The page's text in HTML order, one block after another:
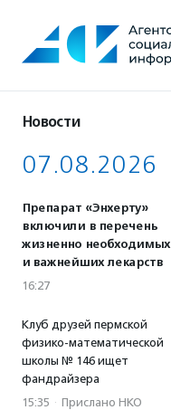
содержанию
Новости
07.08.2026
Препарат «Энхерту»
включили в перечень
жизненно необходимых
и важнейших лекарств
16:27
Клуб друзей пермской
физико-математической
школы № 146 ищет
фандрайзера
15:35 · Прислано НКО